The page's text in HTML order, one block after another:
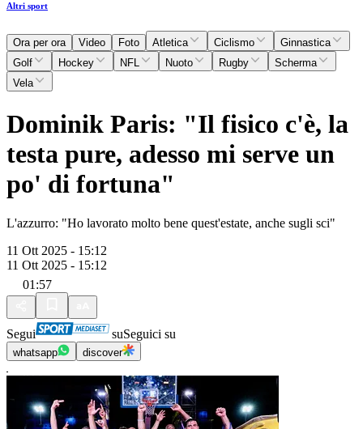
Altri sport
Ora per ora Video Foto Atletica Ciclismo
Ginnastica
Golf
Hockey NFL Nuoto Rugby
Scherma
Vela
Dominik Paris: "Il fisico c'è, la
testa pure, adesso mi serve un
po' di fortuna"
L'azzurro: "Ho lavorato molto bene quest'estate, anche sugli sci"
11 Ott 2025 - 15:12
11 Ott 2025 - 15:12
01:57
Segui suSeguici su
whatsapp discover